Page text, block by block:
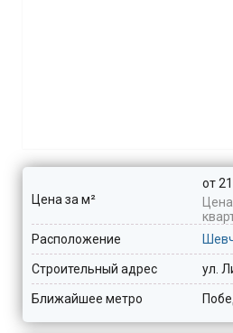
Цена за м²
от
Расположение
Строительный адрес ул.
Ближайшее метро